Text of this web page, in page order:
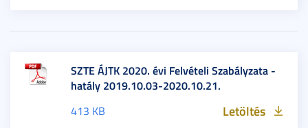
SZTE ÁJTK 2020. évi Felvételi Szabályzata -
hatály 2019.10.03-2020.10.21.
413 KB Letöltés